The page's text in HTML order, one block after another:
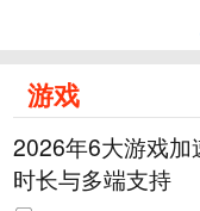
游戏
2026年6大游戏加
时长与多端支持